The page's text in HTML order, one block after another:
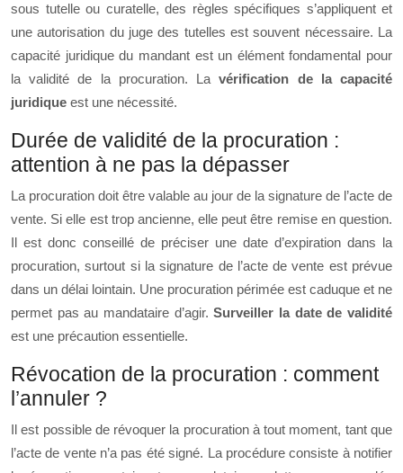
sous tutelle ou curatelle, des règles spécifiques s’appliquent et
une autorisation du juge des tutelles est souvent nécessaire. La
capacité juridique du mandant est un élément fondamental pour
la validité de la procuration. Lavérification de la capacité
juridique est une nécessité.
Durée de validité de la procuration :
attention à ne pas la dépasser
La procuration doit être valable au jour de la signature de l’acte de
vente. Si elle est trop ancienne, elle peut être remise en question.
Il est donc conseillé de préciser une date d’expiration dans la
procuration, surtout si la signature de l’acte de vente est prévue
dans un délai lointain. Une procuration périmée est caduque et ne
permet pas au mandataire d’agir.Surveiller la date de validité
est une précaution essentielle.
Révocation de la procuration : comment
l’annuler ?
Il est possible de révoquer la procuration à tout moment, tant que
l’acte de vente n’a pas été signé. La procédure consiste à notifier